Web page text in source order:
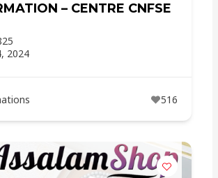
– CENTRE CNFSE
2024
516